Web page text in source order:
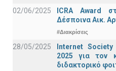
02/06/2025
ICRA Award
Δέσποινα Αικ.
#Διακρίσεις
28/05/2025
Internet
2025 για τον
διδακτορικό